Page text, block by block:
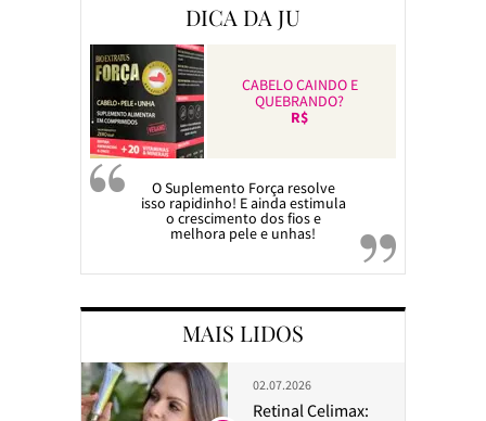
DICA DA JU
CABELO CAINDO E
QUEBRANDO?
R$
O Suplemento Força resolve
isso rapidinho! E ainda estimula
o crescimento dos fios e
melhora pele e unhas!
MAIS LIDOS
02.07.2026
Retinal Celimax: